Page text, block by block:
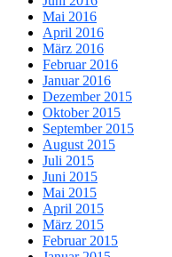
Mai 2016
April 2016
März 2016
Februar 2016
Januar 2016
Dezember 2015
Oktober 2015
September 2015
August 2015
Juli 2015
Juni 2015
Mai 2015
April 2015
März 2015
Februar 2015